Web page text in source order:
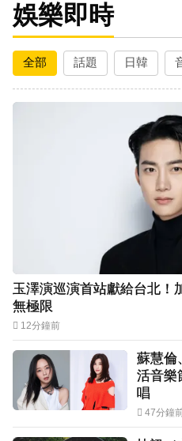
SEVENTEEN勝寬、
代役
泰男團Dragon 5男星
女星告別9年演藝圈！
蔡阿嘎陷爭議！蘿拉
騙集團回歸」回應了
下載東森App，隨時掌
玉澤演巡演首站獻給
寵粉無極限
娛樂即時
全部 話題 日韓
玉澤演巡演首站獻給台北！
無極限
12分鐘前
蘇慧倫
活音樂
唱
47分鐘